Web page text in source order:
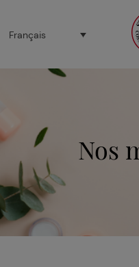
Français
Nos
Panneau de gestion des